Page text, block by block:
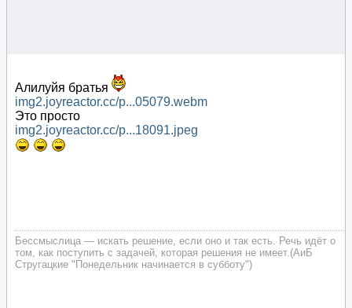
Алилуйя братья
img2.joyreactor.cc/p...05079.webm
Это просто
img2.joyreactor.cc/p...18091.jpeg
Бессмыслица — искать решение, если оно и так есть. Речь идёт о
том, как поступить с задачей, которая решения не имеет.(АиБ
Стругацкие "Понедельник начинается в субботу")